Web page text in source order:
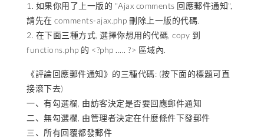
1. 如果你用了上一版的 "Ajax comments 回應郵件通知",
請先在 comments-ajax.php 刪除上一版的代碼.
2. 在下面三種方式, 選擇你想用的代碼, copy 到
functions.php 的 <?php ….. ?> 區域內.
《評論回應郵件通知》的三種代碼: (按下面的標題可直
接滾下去)
一、有勾選欄, 由訪客決定是否要回應郵件通知
二、無勾選欄, 由管理者決定在什麼條件下發郵件
三、所有回覆都發郵件